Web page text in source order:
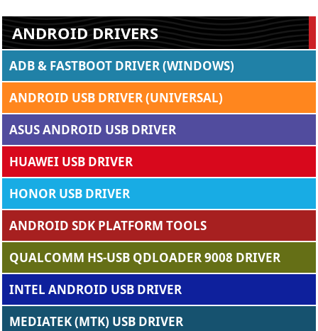
ANDROID DRIVERS
ADB & FASTBOOT DRIVER (WINDOWS)
ANDROID USB DRIVER (UNIVERSAL)
ASUS ANDROID USB DRIVER
HUAWEI USB DRIVER
HONOR USB DRIVER
ANDROID SDK PLATFORM TOOLS
QUALCOMM HS-USB QDLOADER 9008 DRIVER
INTEL ANDROID USB DRIVER
MEDIATEK (MTK) USB DRIVER